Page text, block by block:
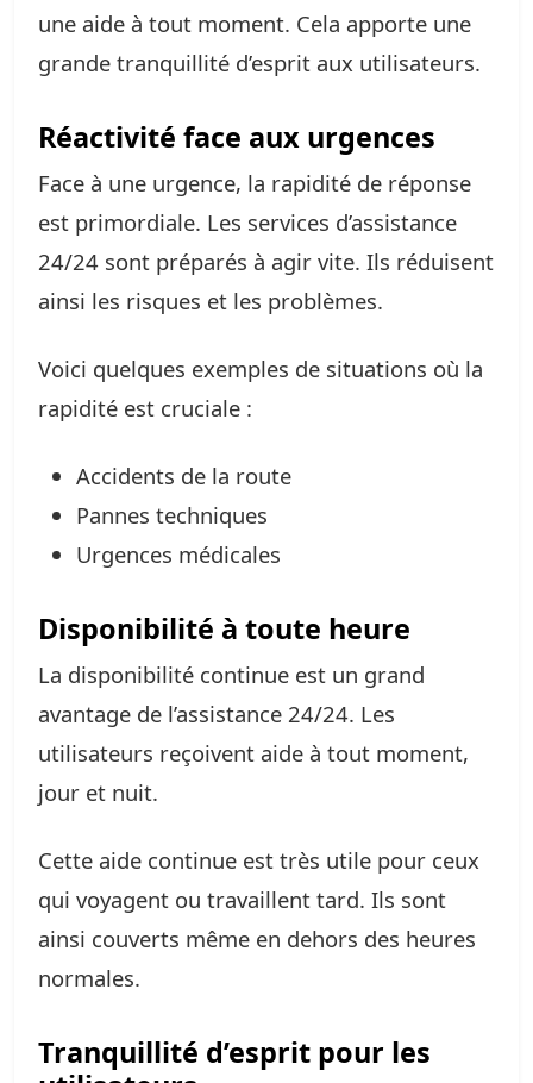
une aide à tout moment. Cela apporte une
grande tranquillité d’esprit aux utilisateurs.
Réactivité face aux urgences
Face à une urgence, la rapidité de réponse
est primordiale. Les services d’assistance
24/24 sont préparés à agir vite. Ils réduisent
ainsi les risques et les problèmes.
Voici quelques exemples de situations où la
rapidité est cruciale :
Accidents de la route
Pannes techniques
Urgences médicales
Disponibilité à toute heure
La disponibilité continue est un grand
avantage de l’assistance 24/24. Les
utilisateurs reçoivent aide à tout moment,
jour et nuit.
Cette aide continue est très utile pour ceux
qui voyagent ou travaillent tard. Ils sont
ainsi couverts même en dehors des heures
normales.
Tranquillité d’esprit pour les